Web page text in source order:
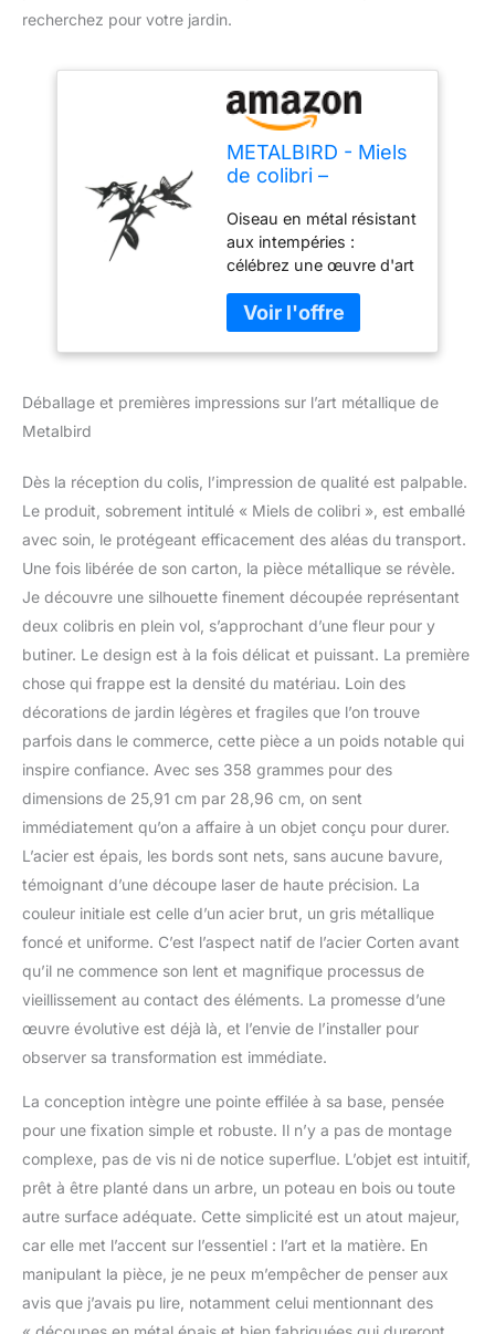
recherchez pour votre jardin.
METALBIRD - Miels
de colibri –
d'extérieur en acier
Corten – Art
métallique
fièrement fabriqué
en Amérique
Oiseau en métal résistant
aux intempéries :
célébrez une œuvre d'art
acier Corten de qualité
supérieure qui forme une
belle patine de rouille qui
Profitez de ces oiseaux
s'accouplent pas
normalement à la vie.
Facile à installer : tout ce
dont vous avez besoin
est un marteau pour
installer ces deux pour
jardin. Soyez l'artiste.
Transformez une toile
vierge – un arbre, une
clôture, un poteau, un
ornements d'extérieur
Metalbird. Pré-percez si
le bois est dur. Cadeaux
romantiques qui durent :
aux États-Unis et
soigneusement conçu.
Colibri, petit en stature,
gestes géants pour
l'amour. Le cadeau
parfait pour quelqu'un
que vous tombez. Local
et éthique : soutenir les
communautés locales
Metalbird. Notre objectif
est d'être certifié B Corp
sommes fiers de
fabriquer nos beaux
oiseaux métalliques ici
dans trois petites
entreprises familiales
américaines. Projet d'art
mondial : d'une initiative
Déballage et premières impressions sur l’art métallique de
Metalbird
Dès la réception du colis, l’impression de qualité est palpable.
Le produit, sobrement intitulé « Miels de colibri », est emballé
avec soin, le protégeant efficacement des aléas du transport.
Une fois libérée de son carton, la pièce métallique se révèle.
Je découvre une silhouette finement découpée représentant
deux colibris en plein vol, s’approchant d’une fleur pour y
butiner. Le design est à la fois délicat et puissant. La première
chose qui frappe est la densité du matériau. Loin des
décorations de jardin légères et fragiles que l’on trouve
parfois dans le commerce, cette pièce a un poids notable qui
inspire confiance. Avec ses 358 grammes pour des
dimensions de 25,91 cm par 28,96 cm, on sent
immédiatement qu’on a affaire à un objet conçu pour durer.
L’acier est épais, les bords sont nets, sans aucune bavure,
témoignant d’une découpe laser de haute précision. La
couleur initiale est celle d’un acier brut, un gris métallique
foncé et uniforme. C’est l’aspect natif de l’acier Corten avant
qu’il ne commence son lent et magnifique processus de
vieillissement au contact des éléments. La promesse d’une
œuvre évolutive est déjà là, et l’envie de l’installer pour
observer sa transformation est immédiate.
La conception intègre une pointe effilée à sa base, pensée
pour une fixation simple et robuste. Il n’y a pas de montage
complexe, pas de vis ni de notice superflue. L’objet est intuitif,
prêt à être planté dans un arbre, un poteau en bois ou toute
autre surface adéquate. Cette simplicité est un atout majeur,
car elle met l’accent sur l’essentiel : l’art et la matière. En
manipulant la pièce, je ne peux m’empêcher de penser aux
avis que j’avais pu lire, notamment celui mentionnant des